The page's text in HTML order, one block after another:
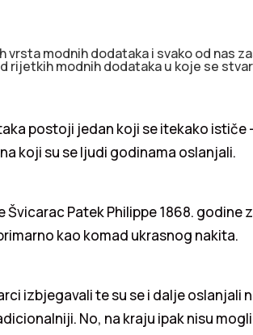
modnih dodataka i svako od nas
rijetkih modnih dodataka u koje se
postoji jedan koji se itekako ističe
koji su se ljudi godinama oslanjali.
Švicarac Patek Philippe 1868. godine
kao komad ukrasnog nakita.
izbjegavali te su se i dalje oslanjali
No, na kraju ipak nisu